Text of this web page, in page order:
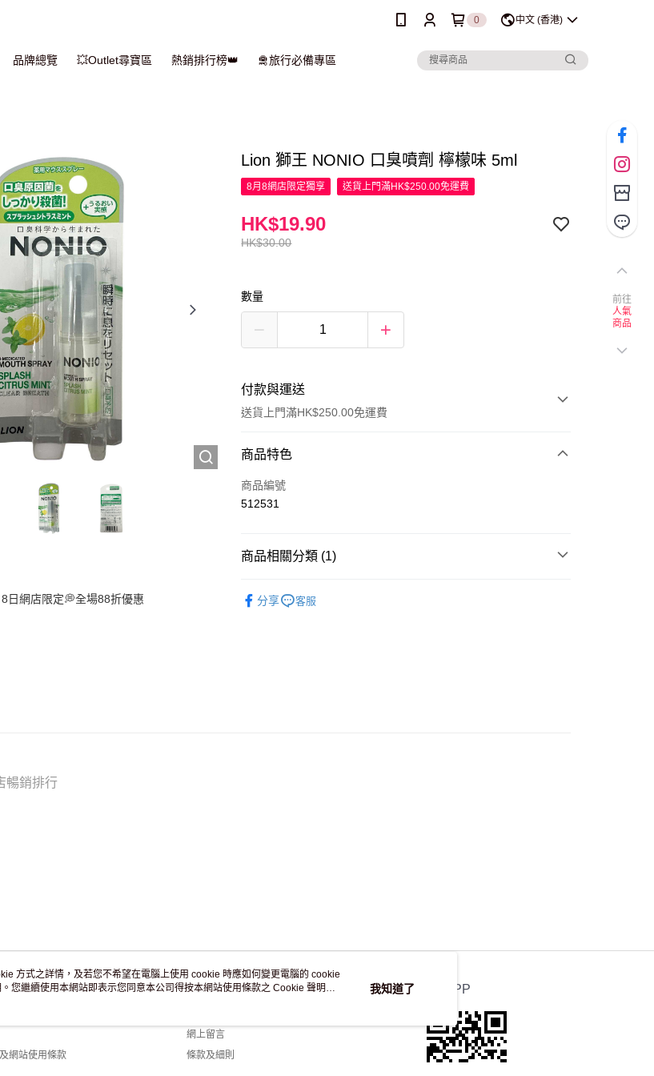
0 中文 (香港)
品牌總覽 💥Outlet尋寶區 熱銷排行榜👑 🛅旅行必備專區
日網店限定💭全場88折優惠
Lion 獅王 NONIO 口臭噴劑 檸檬味 5ml
8月8網店限定獨享 送貨上門滿HK$250.00免運費
HK$30.00
HK$19.90
數量
付款與運送
送貨上門滿HK$250.00免運費
付款方式
信用卡
商品特色
商品編號
512531
商品相關分類 (1)
分享
客服
暢銷排行
網站使用條款
客戶服務
網上留言
條款及細則
官方APP
前往
人氣
商品
方式之詳情，及若您不希望在電腦上使用 cookie 時應如何變更電腦的 cookie
您繼續使用本網站即表示您同意本公司得按本網站使用條款之 Cookie 聲明使
我知道了